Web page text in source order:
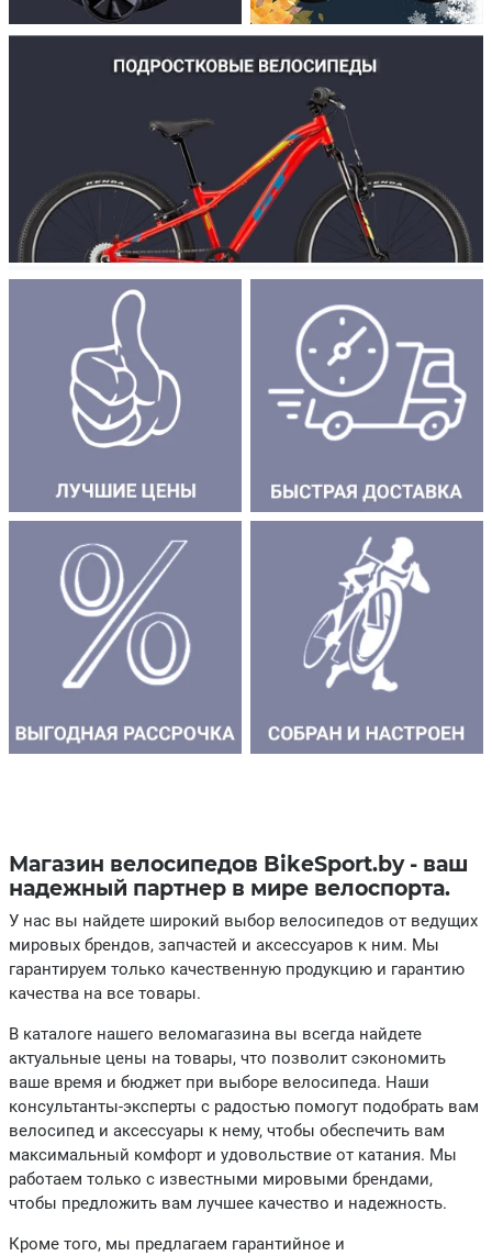
Магазин велосипедов BikeSport.by - ваш
надежный партнер в мире велоспорта.
У нас вы найдете широкий выбор велосипедов от ведущих
мировых брендов, запчастей и аксессуаров к ним. Мы
гарантируем только качественную продукцию и гарантию
качества на все товары.
В каталоге нашего веломагазина вы всегда найдете
актуальные цены на товары, что позволит сэкономить
ваше время и бюджет при выборе велосипеда. Наши
консультанты-эксперты с радостью помогут подобрать вам
велосипед и аксессуары к нему, чтобы обеспечить вам
максимальный комфорт и удовольствие от катания. Мы
работаем только с известными мировыми брендами,
чтобы предложить вам лучшее качество и надежность.
Кроме того, мы предлагаем гарантийное и